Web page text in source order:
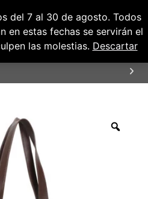
del 7 al 30 de agosto. Todos
en estas fechas se servirán el
las molestias. Descartar
Y